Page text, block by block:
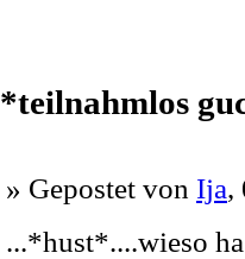
*teilnahmlos
» Gepostet von Ija,
...*hust*....wieso